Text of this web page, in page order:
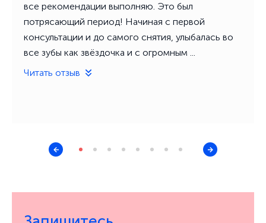
все рекомендации выполняю. Это был
потрясающий период! Начиная с первой
консультации и до самого снятия, улыбалась во
все зубы как звёздочка и с огромным ...
Читать отзыв